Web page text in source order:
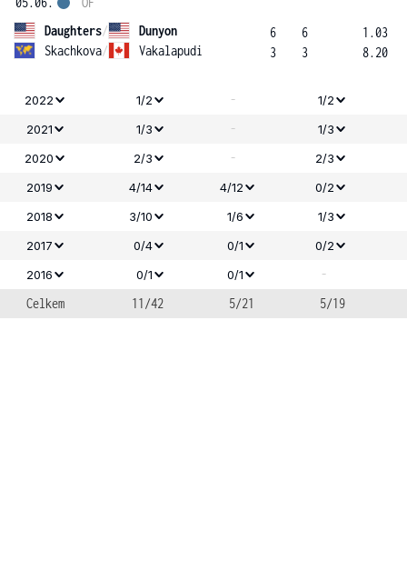
Daughters/
Dunyon
Skachkova/ Vakalapudi
6
3
6
3
1.03
8.20
2022 1/2 -
1/2
2021
1/3 -
1/3
2020
2/3 -
2/3
2019
4/14 4/12
0/2
2018
3/10 1/6
1/3
2017
0/4 0/1
0/2
2016
0/1 0/1
-
Celkem
11/42 5/21 5/19